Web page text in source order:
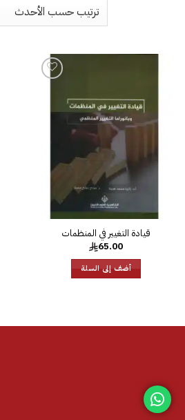
قيادة التغيير في المنظمات
65.00
أضف إلى السلة